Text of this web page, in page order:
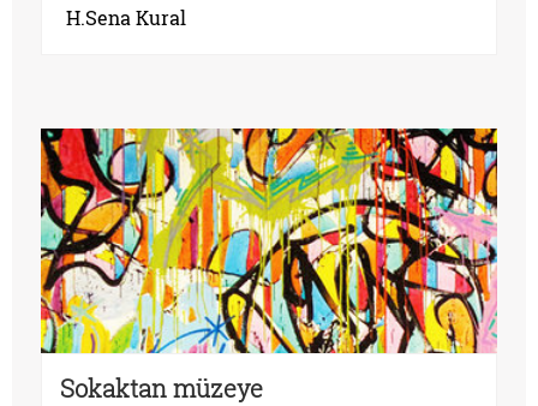
H.Sena Kural
Sokaktan müzeye